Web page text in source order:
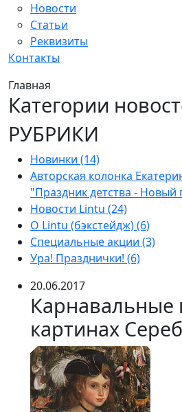
Новости
Статьи
Реквизиты
Контакты
Главная
Категории
РУБРИКИ
Новинки (14)
Авторская колонка
"Праздник детства - Новый
Новости Lintu (24)
О Lintu (бэкстейдж) (6)
Специальные акции (3)
Ура! Празднички! (6)
20.06.2017
Карнавальные
картинах